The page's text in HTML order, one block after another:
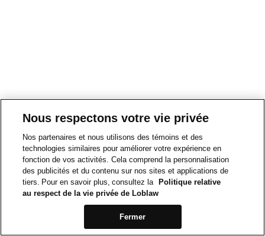
Nous respectons votre vie privée
Nos partenaires et nous utilisons des témoins et des
technologies similaires pour améliorer votre expérience en
fonction de vos activités. Cela comprend la personnalisation
des publicités et du contenu sur nos sites et applications de
tiers. Pour en savoir plus, consultez la
Politique relative
au respect de la vie privée de Loblaw
Fermer